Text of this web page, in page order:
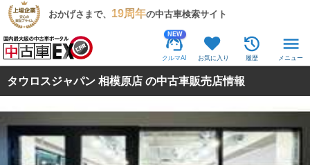
おかげさまで、 19周年の中古車検索サイト
NEW
クルマAI お気に入り 履歴 メニュー
タウロスジャパン 相模原店 の中古車販売店情報